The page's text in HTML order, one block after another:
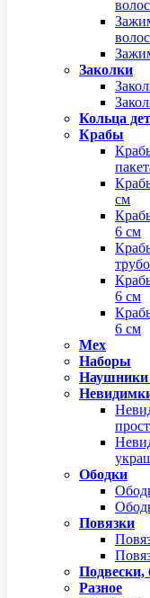
Заколки
Кольца
Крабы
см
6 см
6 см
6 см
Мех
Наборы
Наушники
Ободки
Повязки
Подвески,
Разное